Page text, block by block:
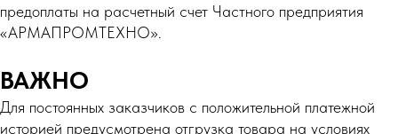
предоплаты на расчетный счет Частного предприятия
«АРМАПРОМТЕХНО».
ВАЖНО
Для постоянных заказчиков с положительной платежной
историей предусмотрена отгрузка товара на условиях